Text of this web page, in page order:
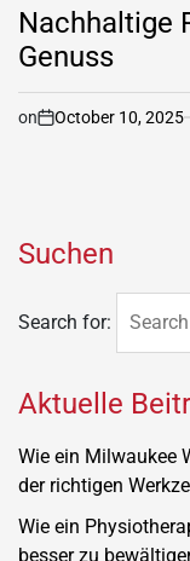
Nachhaltige
Genuss
on October 10, 2025
Suchen
Search for:
Aktuelle
Wie ein Milwaukee
der richtigen
Wie ein
besser zu